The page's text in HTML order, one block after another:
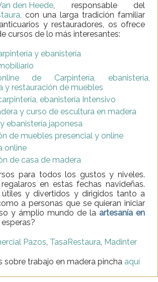
den Heede, responsable del
con una larga tradición familiar
y restauradores, os ofrece
cursos de lo más interesantes:
y ebanistería
de Carpintería, ebanistería,
y restauración de muebles
ebanistería Intensivo
y curso de escultura en madera
ebanistería japonesa
de muebles presencial y online
online
de casa de madera
para todos los gustos y niveles.
en estas fechas navideñas.
útiles y divertidos y dirigidos tanto a
a personas que se quieran iniciar
y ámplio mundo de la artesanía en
Pazos, TasaRestaura, Madinter
sobre trabajo en madera pincha aquí